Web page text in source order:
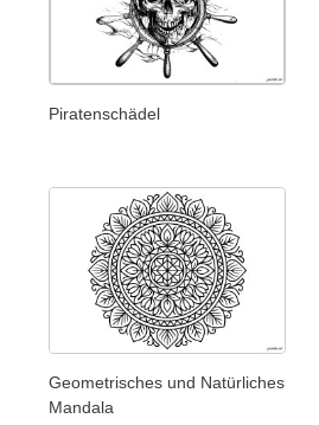
Piratenschädel
Geometrisches und Natürliches
Mandala